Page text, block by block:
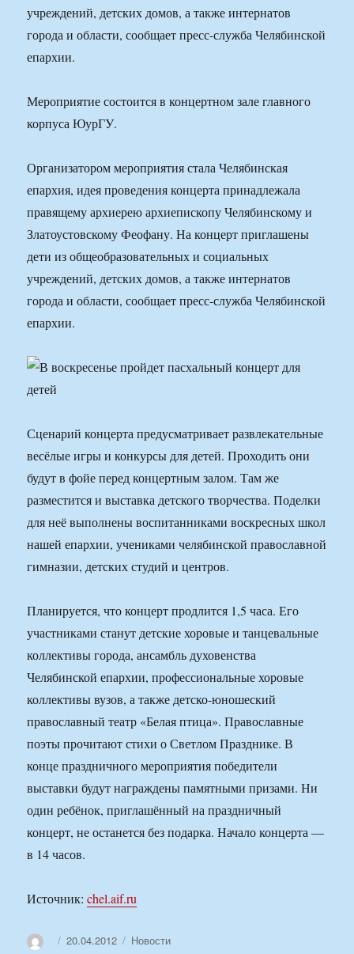
учреждений, детских домов, а также интернатов
города и области, сообщает пресс-служба Челябинской
епархии.
Мероприятие состоится в концертном зале главного
корпуса ЮурГУ.
Организатором мероприятия стала Челябинская
епархия, идея проведения концерта принадлежала
правящему архиерею архиепископу Челябинскому и
Златоустовскому Феофану. На концерт приглашены
дети из общеобразовательных и социальных
учреждений, детских домов, а также интернатов
города и области, сообщает пресс-служба Челябинской
епархии.
Сценарий концерта предусматривает развлекательные
весёлые игры и конкурсы для детей. Проходить они
будут в фойе перед концертным залом. Там же
разместится и выставка детского творчества. Поделки
для неё выполнены воспитанниками воскресных школ
нашей епархии, учениками челябинской православной
гимназии, детских студий и центров.
Планируется, что концерт продлится 1,5 часа. Его
участниками станут детские хоровые и танцевальные
коллективы города, ансамбль духовенства
Челябинской епархии, профессиональные хоровые
коллективы вузов, а также детско-юношеский
православный театр «Белая птица». Православные
поэты прочитают стихи о Светлом Празднике. В
конце праздничного мероприятия победители
выставки будут награждены памятными призами. Ни
один ребёнок, приглашённый на праздничный
концерт, не останется без подарка. Начало концерта —
в 14 часов.
Источник:chel.aif.ru
АвторОпубликовано
20.04.2012 Рубрики
Новости